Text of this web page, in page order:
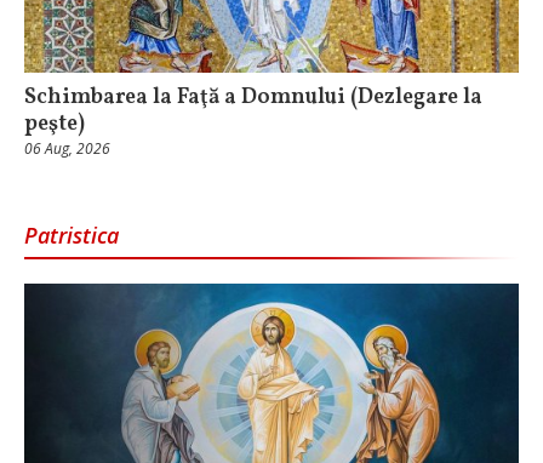
Schimbarea la Faţă a Domnului (Dezlegare la
peşte)
06 Aug, 2026
Patristica